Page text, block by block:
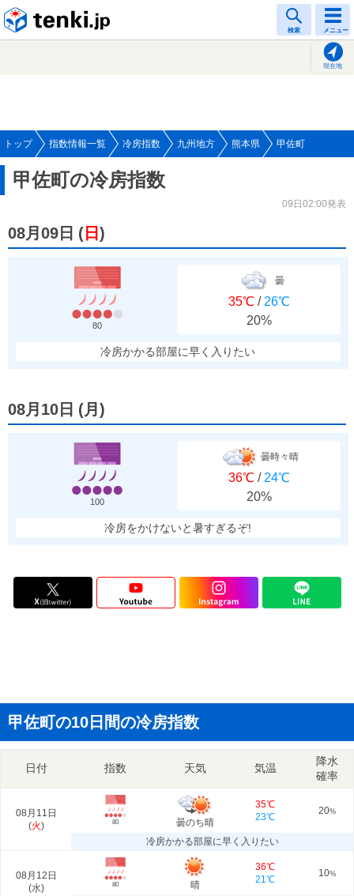
検索 メニュー
現在地
トップ 指数情報一覧 冷房指数 九州地方 熊本県 甲佐町
甲佐町の冷房指数
09日02:00発表
08月09日 ( 日 )
80
曇
35℃ / 26℃
20%
冷房かかる部屋に早く入りたい
08月10日 (月 )
100
曇時々晴
36℃ / 24℃
20%
冷房をかけないと暑すぎるぞ!
甲佐町の10日間の冷房指数
日付 指数 天気 気温
降水
確率
08月11日
(火) 80 曇のち晴
35℃
23℃
20%
冷房かかる部屋に早く入りたい
08月12日
(水) 80 晴
36℃
21℃
10%